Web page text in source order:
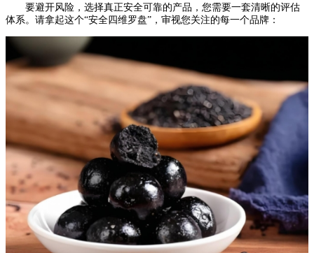
要避开风险，选择真正安全可靠的产品，您需要一套清晰的评估
体系。请拿起这个“安全四维罗盘”，审视您关注的每一个品牌：